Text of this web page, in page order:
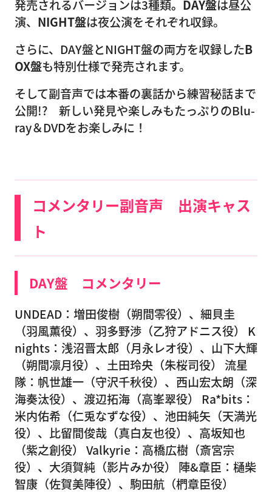
発売されるバージョンは3種類。DAY盤は昼公
演、 NIGHT盤は夜公演をそれぞれ収録。
さらに、DAY盤とNIGHT盤の両方を収録したB
OX盤も特別仕様で発売されます。
そして副音声では本番の裏話から練習秘話まで
公開!? 新しい発見や楽しみもたっぷりのBlu-
ray＆DVDをお楽しみに！
コメンタリー副音声 出演キャス
ト
DAY盤 コメンタリー
UNDEAD：増田俊樹（朔間零役）、細貝圭
（羽風薫役）、羽多野渉（乙狩アドニス役） K
nights：浅沼晋太郎（月永レオ役）、山下大輝
（朔間凛月役）、土田玲央（朱桜司役） 流星
隊：帆世雄一（守沢千秋役）、西山宏太朗（深
海奏汰役）、渡辺拓海（高峯翠役） Ra*bits：
米内佑希（仁兎なずな役）、池田純矢（天満光
役）、比留間俊哉（真白友也役）、高坂知也
（紫之創役） Valkyrie：高橋広樹（斎宮宗
役）、大須賀純（影片みか役） 陣&章臣：樋柴
智康（佐賀美陣役）、駒田航（椚章臣役）